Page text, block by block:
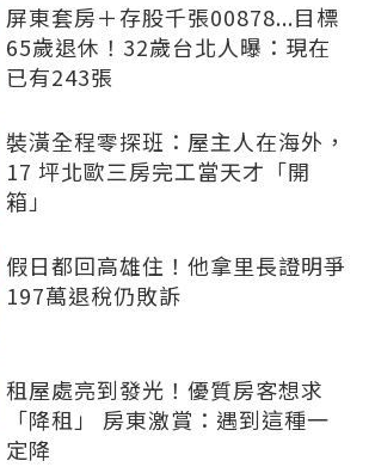
屏東套房＋存股千張00878...目標
65歲退休！32歲台北人曝：現在
已有243張
裝潢全程零探班：屋主人在海外，
17 坪北歐三房完工當天才「開
箱」
假日都回高雄住！他拿里長證明爭
197萬退稅仍敗訴
租屋處亮到發光！優質房客想求
「降租」 房東激賞：遇到這種一
定降